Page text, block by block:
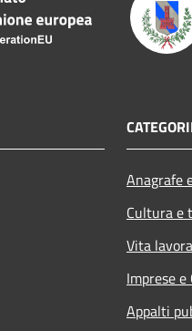
Anagrafe
Cultura e
Vita
Imprese e
Appalti